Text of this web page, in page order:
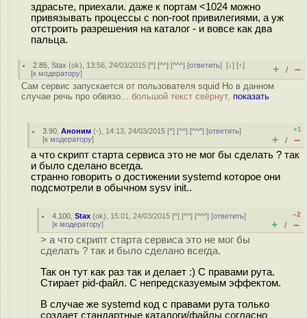
здрасьте, приехали. даже к портам <1024 можно
привязывать процессы с non-root привилегиями, а уж
отстроить разрешения на каталог - и вовсе как два
пальца.
2.85 ,Stax (ok), 13:56, 24/03/2015 [^] [^^] [^^^] [ответить][↓] [↑]
[к модератору] + / –
Сам сервис запускается от пользователя squid Но в данном
случае речь про обвязо... большой текст свёрнут, показать
3.90 ,Аноним (-), 14:13, 24/03/2015 [^] [^^] [^^^] [ответить]
[к модератору]
+1
+ / –
а что скрипт старта сервиса это не мог бы сделать ? так
и было сделано всегда.
странно говорить о достижении systemd которое они
подсмотрели в обычном sysv init..
4.100 ,Stax (ok), 15:01, 24/03/2015 [^] [^^] [^^^] [ответить]
[к модератору]
–2
+ / –
> а что скрипт старта сервиса это не мог бы
сделать ? так и было сделано всегда.
Так он тут как раз так и делает :) С правами рута.
Стирает pid-файл. С непредсказуемым эффектом.
В случае же systemd код с правами рута только
создает стандартные каталоги/файлы согласно